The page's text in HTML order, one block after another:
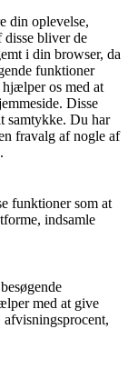
din oplevelse,
disse bliver de
i din browser, da
funktioner
hjælper os med at
Disse
samtykke. Du har
fravalg af nogle af
funktioner som at
indsamle
med at give
afvisningsprocent,